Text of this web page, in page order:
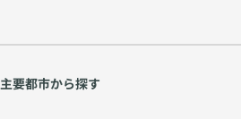
主要都市から探す